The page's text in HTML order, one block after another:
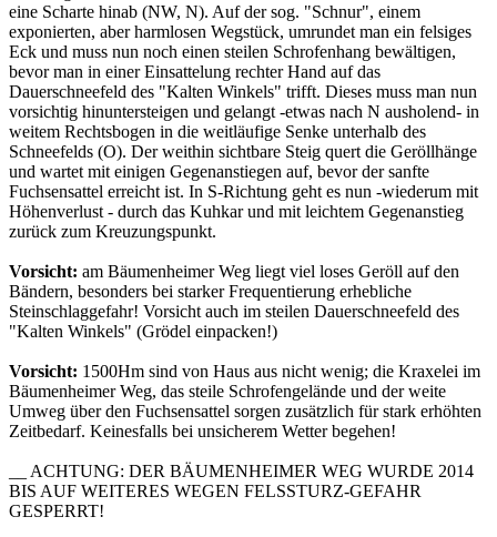
eine Scharte hinab (NW, N). Auf der sog. "Schnur", einem
exponierten, aber harmlosen Wegstück, umrundet man ein felsiges
Eck und muss nun noch einen steilen Schrofenhang bewältigen,
bevor man in einer Einsattelung rechter Hand auf das
Dauerschneefeld des "Kalten Winkels" trifft. Dieses muss man nun
vorsichtig hinuntersteigen und gelangt -etwas nach N ausholend- in
weitem Rechtsbogen in die weitläufige Senke unterhalb des
Schneefelds (O). Der weithin sichtbare Steig quert die Geröllhänge
und wartet mit einigen Gegenanstiegen auf, bevor der sanfte
Fuchsensattel erreicht ist. In S-Richtung geht es nun -wiederum mit
Höhenverlust - durch das Kuhkar und mit leichtem Gegenanstieg
zurück zum Kreuzungspunkt.
Vorsicht: am Bäumenheimer Weg liegt viel loses Geröll auf den
Bändern, besonders bei starker Frequentierung erhebliche
Steinschlaggefahr! Vorsicht auch im steilen Dauerschneefeld des
"Kalten Winkels" (Grödel einpacken!)
Vorsicht: 1500Hm sind von Haus aus nicht wenig; die Kraxelei im
Bäumenheimer Weg, das steile Schrofengelände und der weite
Umweg über den Fuchsensattel sorgen zusätzlich für stark erhöhten
Zeitbedarf. Keinesfalls bei unsicherem Wetter begehen!
__ ACHTUNG: DER BÄUMENHEIMER WEG WURDE 2014
BIS AUF WEITERES WEGEN FELSSTURZ-GEFAHR
GESPERRT!